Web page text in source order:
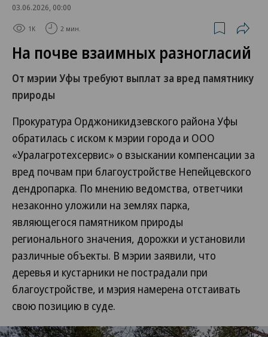
03.06.2026, 00:00
1K 2 мин.
На почве взаимных разногласий
От мэрии Уфы требуют выплат за вред памятнику
природы
Прокуратура Орджоникидзевского района Уфы
обратилась с иском к мэрии города и ООО
«Уралагротехсервис» о взыскании компенсации за
вред почвам при благоустройстве Непейцевского
дендропарка. По мнению ведомства, ответчики
незаконно уложили на землях парка,
являющегося памятником природы
регионального значения, дорожки и установили
различные объекты. В мэрии заявили, что
деревья и кустарники не пострадали при
благоустройстве, и мэрия намерена отстаивать
свою позицию в суде.